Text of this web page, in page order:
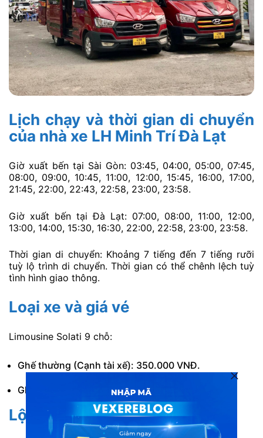
Lịch chạy và thời gian di chuyển
của nhà xe LH Minh Trí Đà Lạt
Giờ xuất bến tại Sài Gòn: 03:45, 04:00, 05:00, 07:45,
08:00, 09:00, 10:45, 11:00, 12:00, 15:45, 16:00, 17:00,
21:45, 22:00, 22:43, 22:58, 23:00, 23:58.
Giờ xuất bến tại Đà Lạt: 07:00, 08:00, 11:00, 12:00,
13:00, 14:00, 15:30, 16:30, 22:00, 22:58, 23:00, 23:58.
Thời gian di chuyển: Khoảng 7 tiếng đến 7 tiếng rưỡi
tuỳ lộ trình di chuyển. Thời gian có thể chênh lệch tuỳ
tình hình giao thông.
Loại xe và giá vé
Limousine Solati 9 chỗ:
Ghế thường (Cạnh tài xế): 350.000 VNĐ.
Ghế VIP (Các ghế còn lại): 450.000 VNĐ.
Lộ trình di chuyển